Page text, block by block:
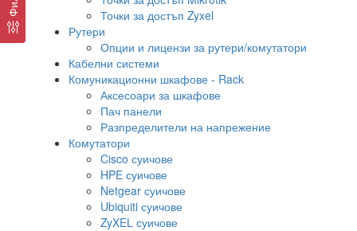
Точки за достъп Zyxel
Рутери
Опции и лицензи за рутери/комутатори
Кабелни системи
Комуникационни шкафове - Rack
Аксесоари за шкафове
Пач панели
Разпределители на напрежение
Комутатори
Cisco суичове
HPE суичове
Netgear суичове
Ubiquiti суичове
ZyXEL суичове